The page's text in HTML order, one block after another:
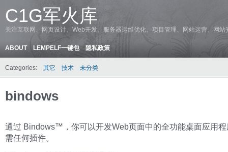
C1G军火库
关注互联网、网页设计、Web开发、服务器运维优化、项目管理、网站运营、网
ABOUT LEMPELF一键包 隐私政策
Categories: 其它 技术 未分类
bindows
通过 Bindows™，你可以开发Web页面中的全功能桌面应用
需任何插件。